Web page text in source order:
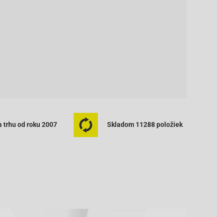
trhu od roku 2007 Skladom 11288 položiek